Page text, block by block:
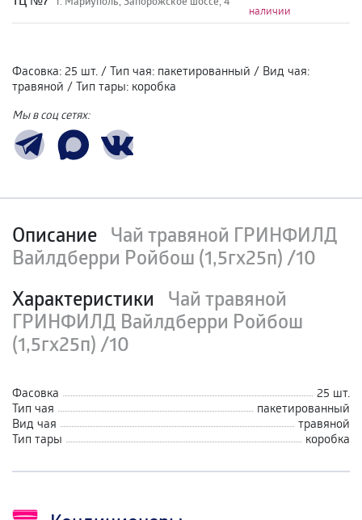
наличии
Фасовка: 25 шт. / Тип чая: пакетированный / Вид чая:
травяной / Тип тары: коробка
Мы в соц сетях:
Описание Чай травяной ГРИНФИЛД
Вайлдберри Ройбош (1,5гх25п) /10
Характеристики
Чай травяной
ГРИНФИЛД Вайлдберри Ройбош
(1,5гх25п) /10
Фасовка
25 шт.
Тип чая
пакетированный
Вид чая
травяной
Тип тары
коробка